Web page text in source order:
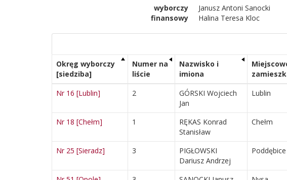
wyborczy
Janusz Antoni Sanocki
finansowy
Halina Teresa Kloc
Okręg wyborczy
[siedziba]
Numer na
liście
Nazwisko i
imiona
Nr 16 [Lublin]
2
GÓRSKI Wojciech
Jan
Lublin
Nr 18 [Chełm] 1
RĘKAS Konrad
Stanisław
Chełm
Nr 25 [Sieradz] 3
PIGŁOWSKI
Dariusz Andrzej
Poddębice